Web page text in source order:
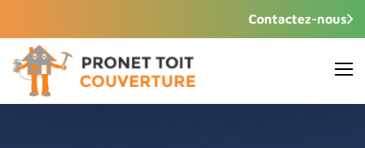
Contactez-nous